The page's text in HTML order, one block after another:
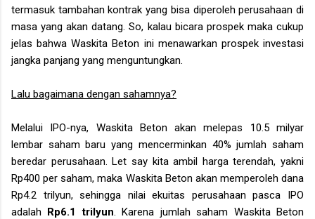
termasuk tambahan kontrak yang bisa diperoleh perusahaan di
masa yang akan datang. So, kalau bicara prospek maka cukup
jelas bahwa Waskita Beton ini menawarkan prospek investasi
jangka panjang yang menguntungkan.
Lalu bagaimana dengan sahamnya?
Melalui IPO-nya, Waskita Beton akan melepas 10.5 milyar
lembar saham baru yang mencerminkan 40% jumlah saham
beredar perusahaan. Let say kita ambil harga terendah, yakni
Rp400 per saham, maka Waskita Beton akan memperoleh dana
Rp4.2 trilyun, sehingga nilai ekuitas perusahaan pasca IPO
adalah Rp6.1 trilyun . Karena jumlah saham Waskita Beton